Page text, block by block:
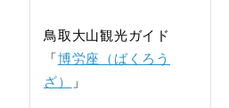
鳥取大山観光ガイド
「 博労座（ばくろう
ざ）
」